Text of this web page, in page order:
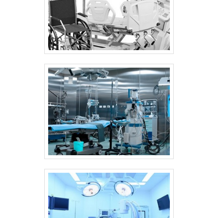
deve ao fato de a empresa ser
comprometida com os serviços e
responsável, padrões possíveis por contar
com escritório de alta qualidade onde são
internacional. Todos esses fatores,
agregados a uma equipe com colaboradores
treinados regularmente e trabalhadores
eficientes, garantem o sucesso de cada
cliente de ponta a ponta. .
saneantes, a companhia garante o que há de
melhor na atualidade. Não obstante, quando
falamos em lavadora ultrassônica CME, é
importante buscar uma empresa que tenha
produtos e serviços com ótima qualidade e
excelente custo-benefício, pequenos
detalhes, mas de grande valia para saber a
procedência e seriedade da empresa.
Existem muitas formas diferentes de
demonstrar conhecimento e autoridade em
uma área de atuação. Boas razões pelas
quais a Sanders do Brasil é líder quando
procurar por lavadora ultrassônica CME:
Profissionais altamente qualificados;
Funcionários de alta qualidade; Escritório de
alta qualidade onde são realizadas as
atividades; Tecnologia avançada; Atuação